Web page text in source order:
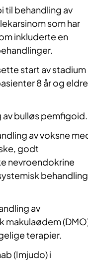
til behandling av
som har
inkluderte en
start av stadium
8 år og eldre
av bulløs pemfigoid.
av voksne
godt
nevroendokrine
behandling
av
makulaødem
terapier.
(Imjudo) i